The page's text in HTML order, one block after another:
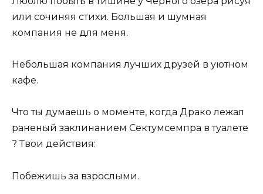
или сочиняя стихи. Большая и шумная
компания не для меня.
Небольшая компания лучших друзей в уютном
кафе.
Что ты думаешь о моменте, когда Драко лежал
раненый заклинанием Сектумсемпра в туалете
? Твои действия:
Побежишь за взрослыми.